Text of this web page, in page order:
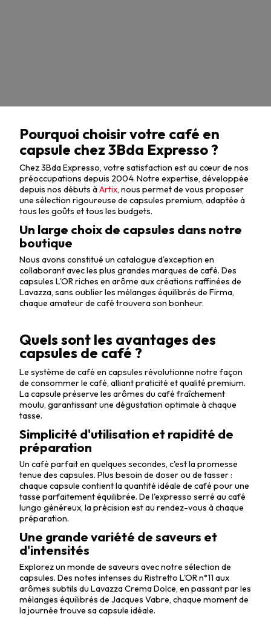
Pourquoi choisir votre café en
capsule chez 3Bda Expresso ?
Chez 3Bda Expresso, votre satisfaction est au cœur de nos
préoccupations depuis 2004. Notre expertise, développée
depuis nos débuts àArtix, nous permet de vous proposer
une sélection rigoureuse de capsules premium, adaptée à
tous les goûts et tous les budgets.
Un large choix de capsules dans notre
boutique
Nous avons constitué un catalogue d'exception en
collaborant avec les plus grandes marques de café. Des
capsules L'OR riches en arôme aux créations raffinées de
Lavazza, sans oublier les mélanges équilibrés de Firma,
chaque amateur de café trouvera son bonheur.
Quels sont les avantages des
capsules de café ?
Le système de café en capsules révolutionne notre façon
de consommer le café, alliant praticité et qualité premium.
La capsule préserve les arômes du café fraîchement
moulu, garantissant une dégustation optimale à chaque
tasse.
Simplicité d'utilisation et rapidité de
préparation
Un café parfait en quelques secondes, c'est la promesse
tenue des capsules. Plus besoin de doser ou de tasser :
chaque capsule contient la quantité idéale de café pour une
tasse parfaitement équilibrée. De l'expresso serré au café
lungo généreux, la précision est au rendez-vous à chaque
préparation.
Une grande variété de saveurs et
d'intensités
Explorez un monde de saveurs avec notre sélection de
capsules. Des notes intenses du Ristretto L'OR n°11 aux
arômes subtils du Lavazza Crema Dolce, en passant par les
mélanges équilibrés de Jacques Vabre, chaque moment de
la journée trouve sa capsule idéale.